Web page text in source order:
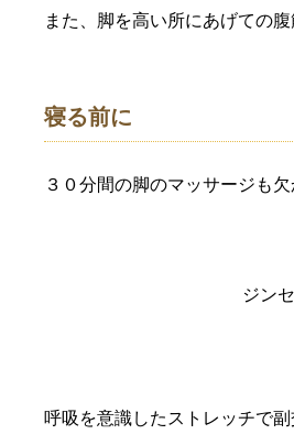
また、脚を高い所にあげての
寝る前に
３０分間の脚のマッサージも
ジン
呼吸を意識したストレッチで